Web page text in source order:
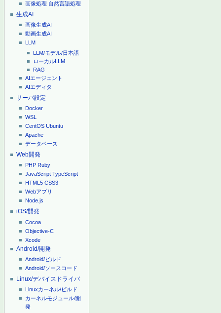
画像処理 自然言語処理
生成AI
画像生成AI
動画生成AI
LLM
LLM/モデル/日本語
ローカルLLM
RAG
AIエージェント
AIエディタ
サーバ設定
Docker
WSL
CentOS Ubuntu
Apache
データベース
Web開発
PHP Ruby
JavaScript TypeScript
HTML5 CSS3
Webアプリ
Node.js
iOS/開発
Cocoa
Objective-C
Xcode
Android/開発
Android/ビルド
Android/ソースコード
Linux/デバイスドライバ
Linuxカーネル/ビルド
カーネルモジュール/開
発